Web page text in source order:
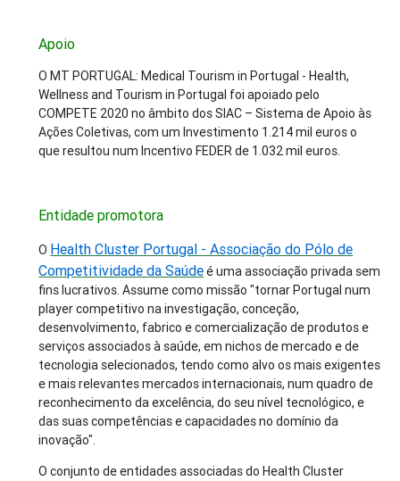
Apoio
O MT PORTUGAL: Medical Tourism in Portugal - Health,
Wellness and Tourism in Portugal foi apoiado pelo
COMPETE 2020 no âmbito dos SIAC – Sistema de Apoio às
Ações Coletivas, com um Investimento 1.214 mil euros o
que resultou num Incentivo FEDER de 1.032 mil euros.
Entidade promotora
O Health Cluster Portugal - Associação do Pólo de
Competitividade da Saúdeé uma associação privada sem
fins lucrativos. Assume como missão "tornar Portugal num
player competitivo na investigação, conceção,
desenvolvimento, fabrico e comercialização de produtos e
serviços associados à saúde, em nichos de mercado e de
tecnologia selecionados, tendo como alvo os mais exigentes
e mais relevantes mercados internacionais, num quadro de
reconhecimento da excelência, do seu nível tecnológico, e
das suas competências e capacidades no domínio da
inovação".
O conjunto de entidades associadas do Health Cluster